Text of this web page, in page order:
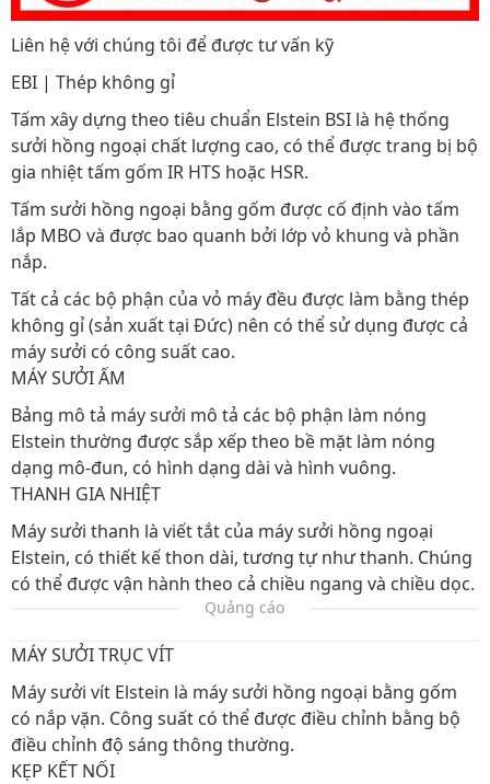
Liên hệ với chúng tôi để được tư vấn kỹ
EBI | Thép không gỉ
Tấm xây dựng theo tiêu chuẩn Elstein BSI là hệ thống
sưởi hồng ngoại chất lượng cao, có thể được trang bị bộ
gia nhiệt tấm gốm IR HTS hoặc HSR.
Tấm sưởi hồng ngoại bằng gốm được cố định vào tấm
lắp MBO và được bao quanh bởi lớp vỏ khung và phần
nắp.
Tất cả các bộ phận của vỏ máy đều được làm bằng thép
không gỉ (sản xuất tại Đức) nên có thể sử dụng được cả
máy sưởi có công suất cao.
MÁY SƯỞI ẤM
Bảng mô tả máy sưởi mô tả các bộ phận làm nóng
Elstein thường được sắp xếp theo bề mặt làm nóng
dạng mô-đun, có hình dạng dài và hình vuông.
THANH GIA NHIỆT
Máy sưởi thanh là viết tắt của máy sưởi hồng ngoại
Elstein, có thiết kế thon dài, tương tự như thanh. Chúng
có thể được vận hành theo cả chiều ngang và chiều dọc.
Quảng cáo
MÁY SƯỞI TRỤC VÍT
Máy sưởi vít Elstein là máy sưởi hồng ngoại bằng gốm
có nắp vặn. Công suất có thể được điều chỉnh bằng bộ
điều chỉnh độ sáng thông thường.
KẸP KẾT NỐI